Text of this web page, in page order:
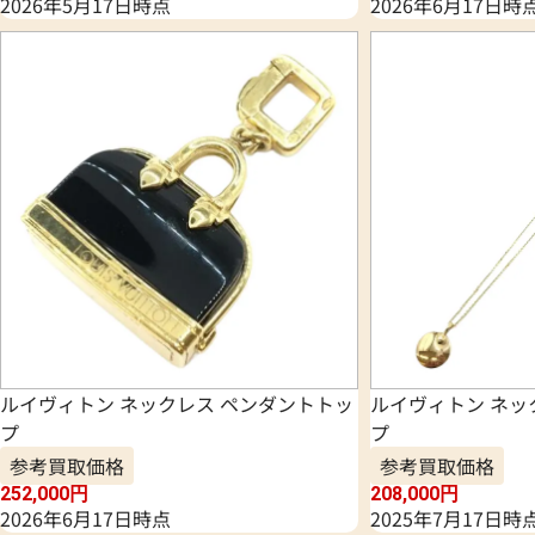
ルイヴィトン ネックレス ペンダントトッ
プ
参考買取価格
252,000円
2026年6月17日時点
ルイヴィトン ネ
プ
参考買取価格
208,000円
2025年7月17日時